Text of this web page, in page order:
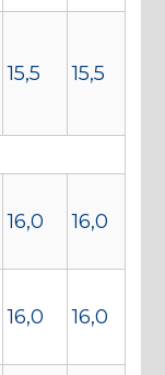
15,5 15,5
16,0 16,0
16,0 16,0